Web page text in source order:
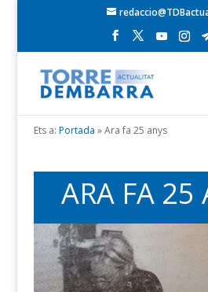
Ets a: Portada »Ara fa 25 anys
ARA FA 25